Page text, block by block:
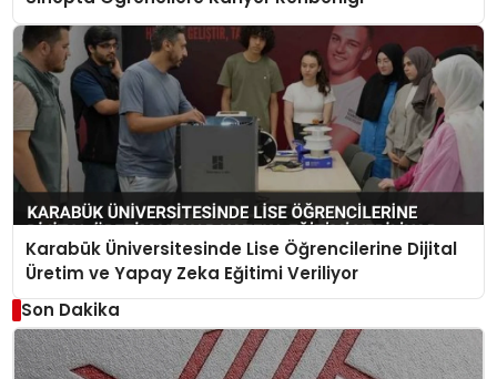
Karabük Üniversitesinde Lise Öğrencilerine Dijital
Üretim ve Yapay Zeka Eğitimi Veriliyor
Son Dakika